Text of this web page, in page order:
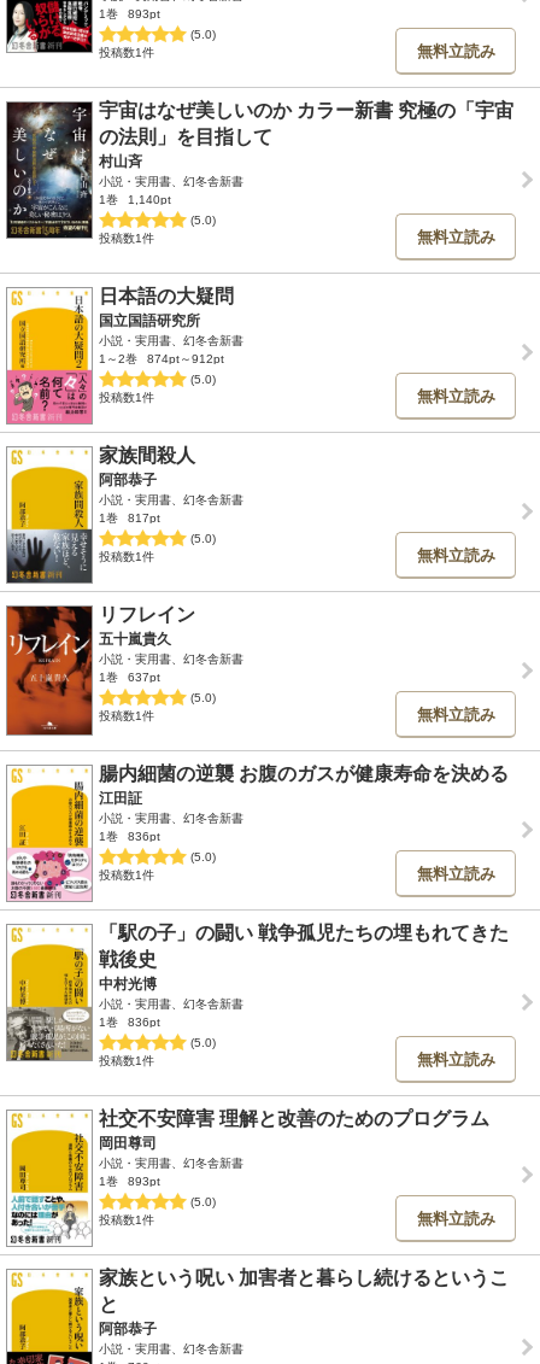
1巻
893pt
(5.0)
投稿数1件
無料立読み
宇宙はなぜ美しいのか カラー新書 究極の「宇宙
の法則」を目指して
村山斉
小説・実用書、幻冬舎新書
1巻
1,140pt
(5.0)
投稿数1件
無料立読み
日本語の大疑問
国立国語研究所
小説・実用書、幻冬舎新書
1～2巻
874pt～912pt
(5.0)
投稿数1件
無料立読み
家族間殺人
阿部恭子
小説・実用書、幻冬舎新書
1巻
817pt
(5.0)
投稿数1件
無料立読み
リフレイン
五十嵐貴久
小説・実用書、幻冬舎新書
1巻
637pt
(5.0)
投稿数1件
無料立読み
腸内細菌の逆襲 お腹のガスが健康寿命を決める
江田証
小説・実用書、幻冬舎新書
1巻
836pt
(5.0)
投稿数1件
無料立読み
「駅の子」の闘い 戦争孤児たちの埋もれてきた
戦後史
中村光博
小説・実用書、幻冬舎新書
1巻
836pt
(5.0)
投稿数1件
無料立読み
社交不安障害 理解と改善のためのプログラム
岡田尊司
小説・実用書、幻冬舎新書
1巻
893pt
(5.0)
投稿数1件
無料立読み
家族という呪い 加害者と暮らし続けるというこ
と
阿部恭子
小説・実用書、幻冬舎新書